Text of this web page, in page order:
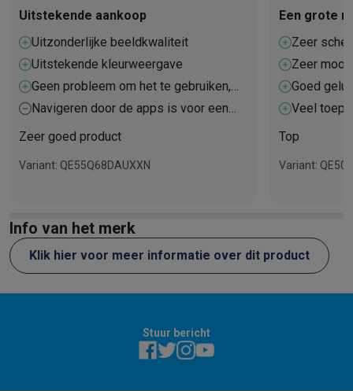
Uitstekende aankoop
Uitzonderlijke beeldkwaliteit
Uitstekende kleurweergave
Geen probleem om het te gebruiken,
werkt met de afstandsbediening van
Navigeren door de apps is voor een
Zeer goed product
Variant: QE55Q68DAUXXN
Een grote
Zeer
Zeer
Goed
Veel
Top
Variant:
Info van het merk
Klik hier voor meer informatie over dit product
Stuur bericht